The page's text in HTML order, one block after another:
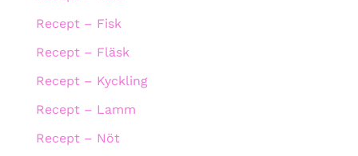
Recept – Fisk
Recept – Fläsk
Recept – Kyckling
Recept – Lamm
Recept – Nöt